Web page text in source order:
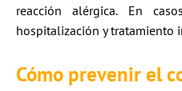
reacción alérgica. En
hospitalización y tratamiento
Cómo prevenir el